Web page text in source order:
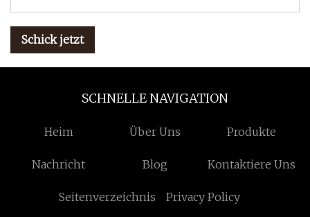
Schick jetzt
SCHNELLE NAVIGATION
Heim Über Uns Produkte
Nachricht Blog Kontaktiere Uns
Seitenverzeichnis Privacy Policy